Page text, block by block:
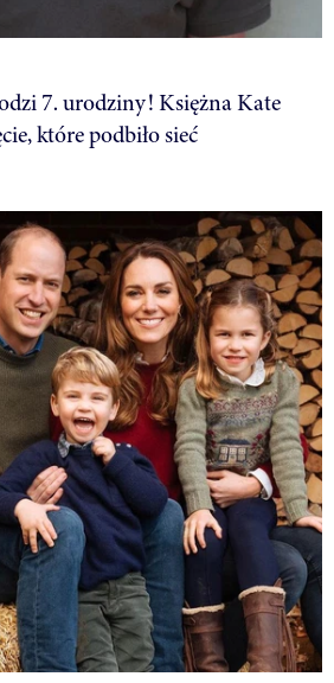
7. urodziny! Księżna Kate
które podbiło sieć